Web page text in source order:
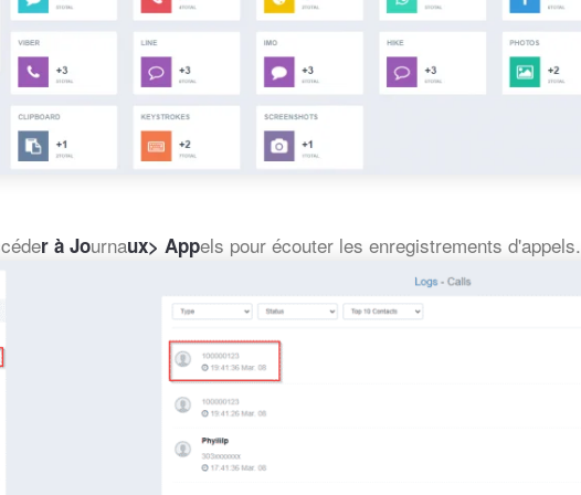
r à Journaux> Appels pour écouter les enregistrements d'appels.